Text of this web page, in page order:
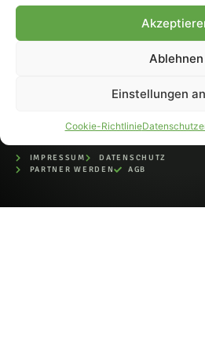
Ablehnen
Einstellungen
Cookie-Richtlinie
IMPRESSUM
DATENSCHUTZ
PARTNER WERDEN
AGB